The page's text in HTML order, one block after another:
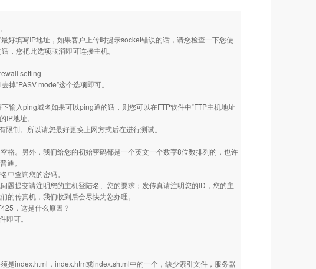
好填写IP地址，如果客户上传时提示socket错误的话，请您检查一下您使
，您把此选项取消即可连接主机。
setting
”PASV mode”这个选项即可。
输入ping域名如果可以ping通的话，则您可以在FTP软件中“FTP主机地址
IP地址。
制。所以请您最好更换上网方式后在进行测试。
格。另外，我们给您的初始密码都是一个英文一个数字8位数排列的，也许
通。
中查询您的密码。
题提交请注明您的主机登陆名、您的要求；发传真请注明您的ID，您的主
传真机，我们收到后会尽快为您办理。
，这是什么原因？
即可。
是index.html，index.htm或index.shtml中的一个，缺少索引文件，服务器